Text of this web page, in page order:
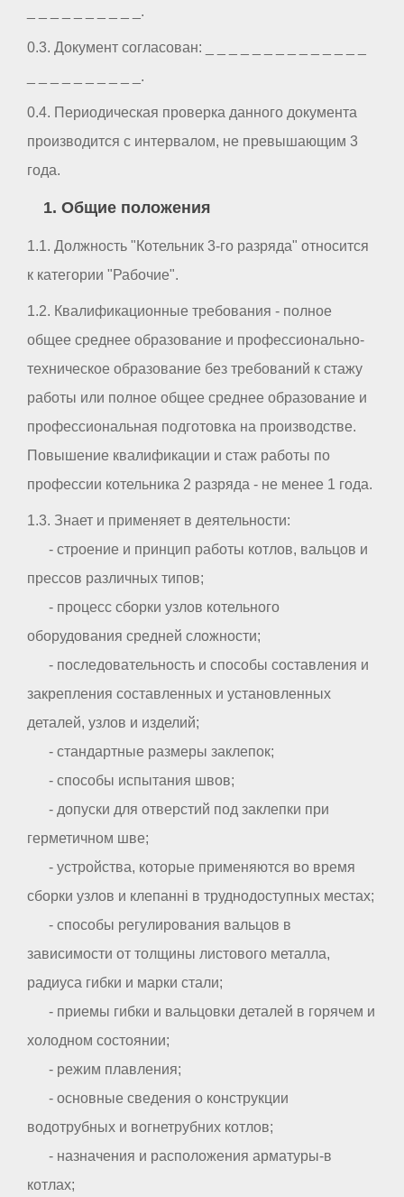
_ _ _ _ _ _ _ _ _ _.
0.3. Документ согласован: _ _ _ _ _ _ _ _ _ _ _ _ _ _
_ _ _ _ _ _ _ _ _ _.
0.4. Периодическая проверка данного документа
производится с интервалом, не превышающим 3
года.
1. Общие положения
1.1. Должность "Котельник 3-го разряда" относится
к категории "Рабочие".
1.2. Квалификационные требования - полное
общее среднее образование и профессионально-
техническое образование без требований к стажу
работы или полное общее среднее образование и
профессиональная подготовка на производстве.
Повышение квалификации и стаж работы по
профессии котельника 2 разряда - не менее 1 года.
1.3. Знает и применяет в деятельности:
- строение и принцип работы котлов, вальцов и
прессов различных типов;
- процесс сборки узлов котельного
оборудования средней сложности;
- последовательность и способы составления и
закрепления составленных и установленных
деталей, узлов и изделий;
- стандартные размеры заклепок;
- способы испытания швов;
- допуски для отверстий под заклепки при
герметичном шве;
- устройства, которые применяются во время
сборки узлов и клепанні в труднодоступных местах;
- способы регулирования вальцов в
зависимости от толщины листового металла,
радиуса гибки и марки стали;
- приемы гибки и вальцовки деталей в горячем и
холодном состоянии;
- режим плавления;
- основные сведения о конструкции
водотрубных и вогнетрубних котлов;
- назначения и расположения арматуры-в
котлах;